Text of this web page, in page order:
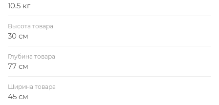
10.5 кг
Высота товара
30 см
Глубина товара
77 см
Ширина товара
45 см